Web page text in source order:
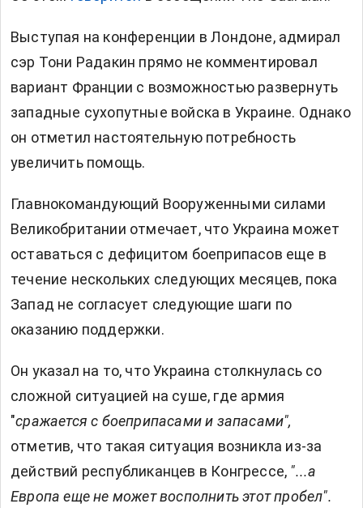
Выступая на конференции в Лондоне, адмирал
сэр Тони Радакин прямо не комментировал
вариант Франции с возможностью развернуть
западные сухопутные войска в Украине. Однако
он отметил настоятельную потребность
увеличить помощь.
Главнокомандующий Вооруженными силами
Великобритании отмечает, что Украина может
оставаться с дефицитом боеприпасов еще в
течение нескольких следующих месяцев, пока
Запад не согласует следующие шаги по
оказанию поддержки.
Он указал на то, что Украина столкнулась со
сложной ситуацией на суше, где армия
"сражается с боеприпасами и запасами",
отметив, что такая ситуация возникла из-за
действий республиканцев в Конгрессе, "...а
Европа еще не может восполнить этот пробел".